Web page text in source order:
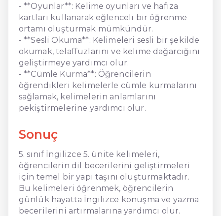
- **Oyunlar**: Kelime oyunları ve hafıza
kartları kullanarak eğlenceli bir öğrenme
ortamı oluşturmak mümkündür.
- **Sesli Okuma**: Kelimeleri sesli bir şekilde
okumak, telaffuzlarını ve kelime dağarcığını
geliştirmeye yardımcı olur.
- **Cümle Kurma**: Öğrencilerin
öğrendikleri kelimelerle cümle kurmalarını
sağlamak, kelimelerin anlamlarını
pekiştirmelerine yardımcı olur.
Sonuç
5. sınıf İngilizce 5. ünite kelimeleri,
öğrencilerin dil becerilerini geliştirmeleri
için temel bir yapı taşını oluşturmaktadır.
Bu kelimeleri öğrenmek, öğrencilerin
günlük hayatta İngilizce konuşma ve yazma
becerilerini artırmalarına yardımcı olur.